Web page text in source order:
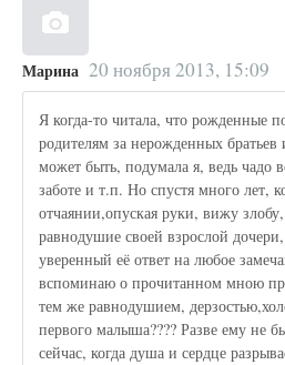
Марина 20 ноября 2013, 15:09
Я когда-то читала, что рожденные
родителям за нерожденных братьев
может быть, подумала я, ведь чадо
заботе и т.п. Но спустя много лет,
отчаянии,опуская руки, вижу
равнодушие своей взрослой
уверенный её ответ на любое
вспоминаю о прочитанном мною
тем же равнодушием,
первого малыша???? Разве ему не
сейчас, когда душа и сердце